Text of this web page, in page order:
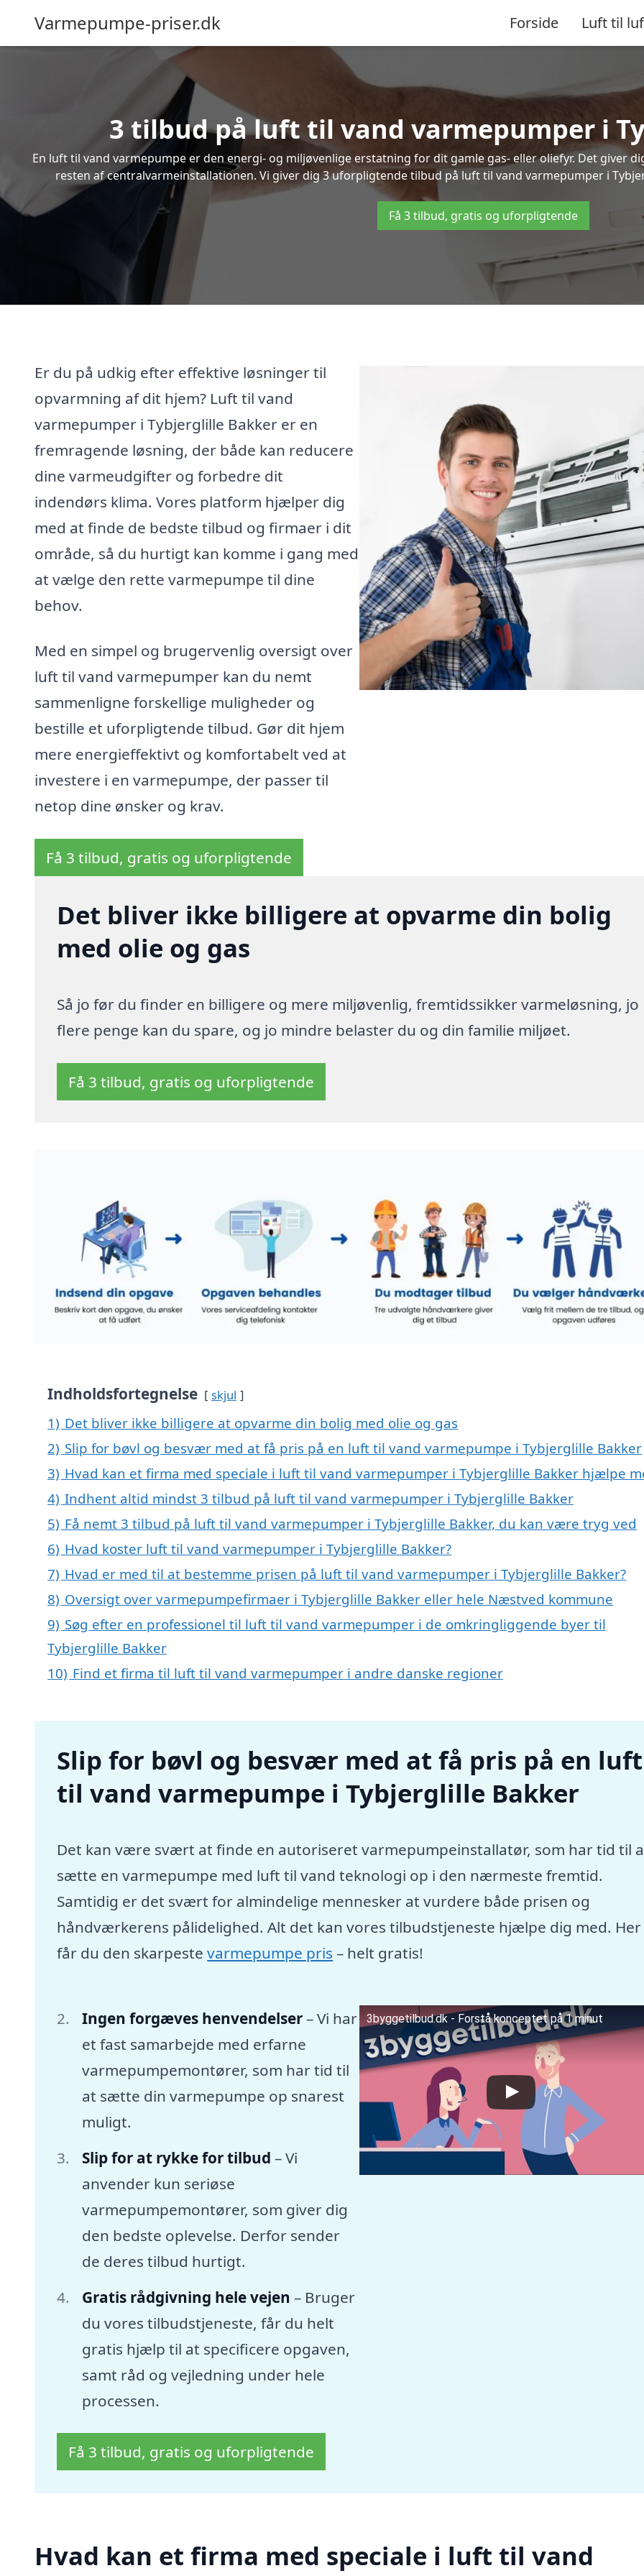
Varmepumpe-priser.dk Forside Luft til
3 tilbud på luft til vand varmepumper i
En luft til vand varmepumpe er den energi- og miljøvenlige erstatning for dit gamle gas- eller oliefyr. Det giver
resten af centralvarmeinstallationen. Vi giver dig 3 uforpligtende tilbud på luft til vand varmepumper i
Få 3 tilbud, gratis og uforpligtende
Er du på udkig efter effektive løsninger til
opvarmning af dit hjem? Luft til vand
varmepumper i Tybjerglille Bakker er en
fremragende løsning, der både kan reducere
dine varmeudgifter og forbedre dit
indendørs klima. Vores platform hjælper dig
med at finde de bedste tilbud og firmaer i dit
område, så du hurtigt kan komme i gang med
at vælge den rette varmepumpe til dine
behov.
Med en simpel og brugervenlig oversigt over
luft til vand varmepumper kan du nemt
sammenligne forskellige muligheder og
bestille et uforpligtende tilbud. Gør dit hjem
mere energieffektivt og komfortabelt ved at
investere i en varmepumpe, der passer til
netop dine ønsker og krav.
Få 3 tilbud, gratis og uforpligtende
Det bliver ikke billigere at opvarme din bolig
med olie og gas
Så jo før du finder en billigere og mere miljøvenlig, fremtidssikker varmeløsning, jo
flere penge kan du spare, og jo mindre belaster du og din familie miljøet.
Få 3 tilbud, gratis og uforpligtende
Indholdsfortegnelse skjul
1) Det bliver ikke billigere at opvarme din bolig med olie og gas
2) Slip for bøvl og besvær med at få pris på en luft til vand varmepumpe i Tybjerglille Bakker
3) Hvad kan et firma med speciale i luft til vand varmepumper i Tybjerglille Bakker hjælpe
4) Indhent altid mindst 3 tilbud på luft til vand varmepumper i Tybjerglille Bakker
5) Få nemt 3 tilbud på luft til vand varmepumper i Tybjerglille Bakker, du kan være tryg ved
6) Hvad koster luft til vand varmepumper i Tybjerglille Bakker?
7) Hvad er med til at bestemme prisen på luft til vand varmepumper i Tybjerglille Bakker?
8) Oversigt over varmepumpefirmaer i Tybjerglille Bakker eller hele Næstved kommune
9) Søg efter en professionel til luft til vand varmepumper i de omkringliggende byer til
Tybjerglille Bakker
10) Find et firma til luft til vand varmepumper i andre danske regioner
Slip for bøvl og besvær med at få pris på en luft
til vand varmepumpe i Tybjerglille Bakker
Det kan være svært at finde en autoriseret varmepumpeinstallatør, som har tid til
sætte en varmepumpe med luft til vand teknologi op i den nærmeste fremtid.
Samtidig er det svært for almindelige mennesker at vurdere både prisen og
håndværkerens pålidelighed. Alt det kan vores tilbudstjeneste hjælpe dig med. Her
får du den skarpestevarmepumpe pris – helt gratis!
Ingen forgæves henvendelser– Vi har
et fast samarbejde med erfarne
varmepumpemontører, som har tid til
at sætte din varmepumpe op snarest
muligt.
Slip for at rykke for tilbud – Vi
anvender kun seriøse
varmepumpemontører, som giver dig
den bedste oplevelse. Derfor sender
de deres tilbud hurtigt.
Gratis rådgivning hele vejen – Bruger
du vores tilbudstjeneste, får du helt
gratis hjælp til at specificere opgaven,
samt råd og vejledning under hele
processen.
3byggetilbud.dk - Forstå konceptet på 1 minut
Få 3 tilbud, gratis og uforpligtende
Hvad kan et firma med speciale i luft til vand